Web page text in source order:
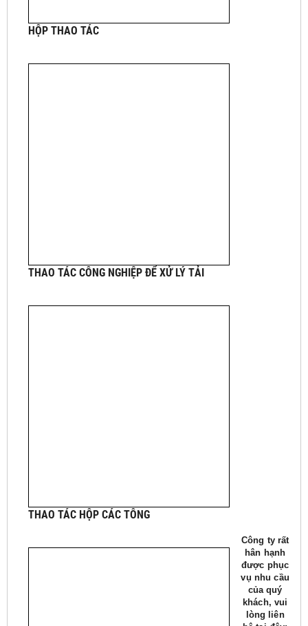
HỘP THAO TÁC
THAO TÁC CÔNG NGHIỆP ĐỂ XỬ LÝ TẢI
THAO TÁC HỘP CÁC TÔNG
Công ty rất
hân hạnh
được phục
vụ nhu cầu
của quý
khách, vui
lòng liên